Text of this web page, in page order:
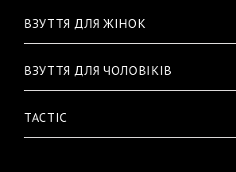
ВЗУТТЯ ДЛЯ ЖІНОК
ВЗУТТЯ ДЛЯ ЧОЛОВІКІВ
TACTIC